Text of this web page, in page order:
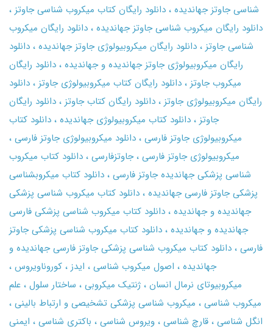
شناسی جاوتز جهاندیده دانلود رایگان کتاب میکروب شناسی جاوتز
دانلود رایگان میکروب شناسی جاوتز جهاندیده دانلود رایگان میکروب
شناسی جاوتز دانلود رایگان میکروبیولوژی جاوتز جهاندیده دانلود
رایگان میکروبیولوژی جاوتز جهاندیده و جهاندیده دانلود رایگان
میکروب جاوتز دانلود رایگان کتاب میکروبیولوژی جاوتز دانلود
رایگان میکروبیولوژی جاوتز دانلود رایگان کتاب جاوتز دانلود رایگان
جاوتز دانلود کتاب میکروبیولوژی جهاندیده دانلود کتاب
میکروبیولوژی جاوتز فارسی دانلود میکروبیولوژی جاوتز فارسی
میکروبیولوژی جاوتز فارسی جاوتزفارسی دانلود کتاب میکروب
شناسی پزشکی جهاندیده جاوتز فارسی دانلود کتاب میکروبشناسی
پزشکی جاوتز فارسی جهاندیده دانلود کتاب میکروب شناسی پزشکی
جهاندیده و جهاندیده دانلود کتاب میکروب شناسی پزشکی فارسی
جهاندیده و جهاندیده دانلود کتاب میکروب شناسی پزشکی جاوتز
فارسی دانلود کتاب میکروب شناسی پزشکی جاوتز فارسی جهاندیده و
جهاندیده
اصول میکروب شناسی ایدز کوروناویروس
میکروبیوتای نرمال انسان ژنتیک میکروبی ساختار سلول علم
میکروب شناسی
میکروب شناسی پزشکی تشخیصی و ارتباط بالینی
انگل شناسی قارچ شناسی ویروس شناسی باکتری شناسی
ایمنی